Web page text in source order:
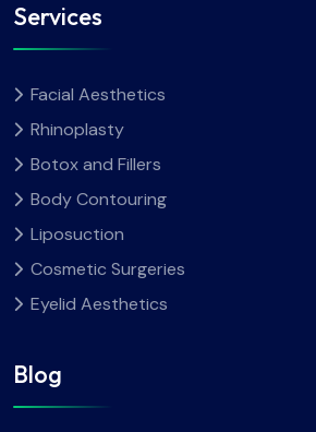
Services
Facial Aesthetics
Rhinoplasty
Botox and Fillers
Body Contouring
Liposuction
Cosmetic Surgeries
Eyelid Aesthetics
Blog